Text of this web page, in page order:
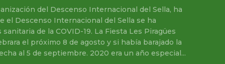
del Descenso Internacional del Sella, ha
el Descenso Internacional del Sella se ha
de la COVID-19. La Fiesta Les Piragües
el próximo 8 de agosto y si había barajado la
al 5 de septiembre. 2020 era un año especial...